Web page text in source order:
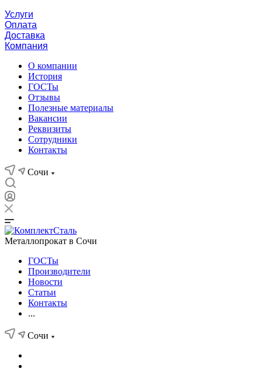
Услуги
Оплата
Доставка
Компания
О компании
История
ГОСТы
Отзывы
Полезные материалы
Вакансии
Реквизиты
Сотрудники
Контакты
Сочи
Металлопрокат в Сочи
ГОСТы
Производители
Новости
Статьи
Контакты
...
Сочи